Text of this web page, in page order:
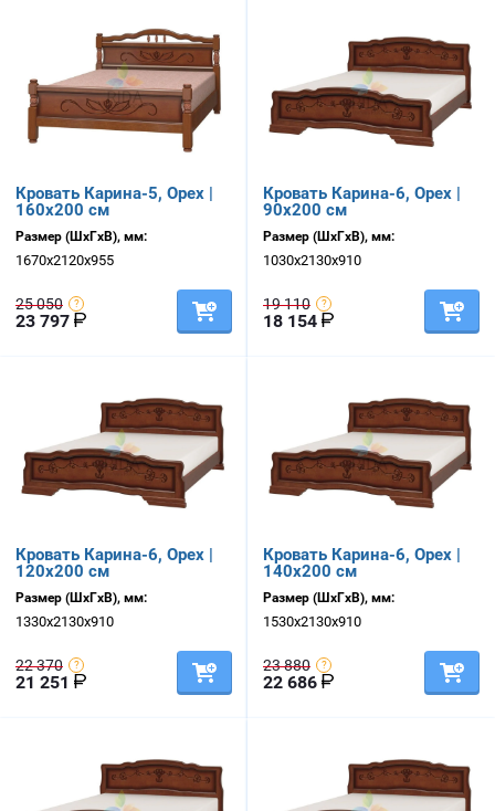
Кровать Карина-5, Орех |
160х200 см
Размер (ШхГхВ), мм:
1670х2120х955
25 050
23 797
Кровать Карина-6, Орех |
90х200 см
Размер (ШхГхВ), мм:
1030х2130х910
19 110
18 154
Кровать Карина-6, Орех |
120х200 см
Размер (ШхГхВ), мм:
1330х2130х910
22 370
21 251
Кровать Карина-6, Орех |
140х200 см
Размер (ШхГхВ), мм:
1530х2130х910
23 880
22 686